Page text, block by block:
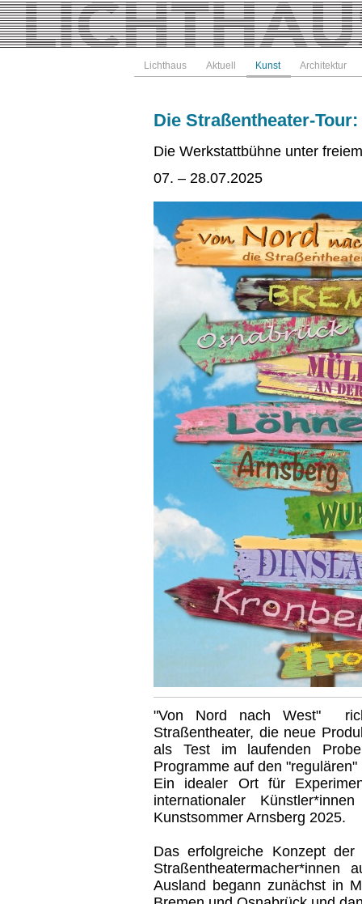
Lichthaus Aktuell Kunst Architektur
Die Straßentheater-
Die Werkstattbühne unter
07. – 28.07.2025
"Von Nord nach West"
Straßentheater, die neue
als Test im laufenden
Programme auf den
Ein idealer Ort für
internationaler
Kunstsommer Arnsberg 2025.
Das erfolgreiche Konzept
Straßentheatermacher*innen
Ausland begann zunächst in